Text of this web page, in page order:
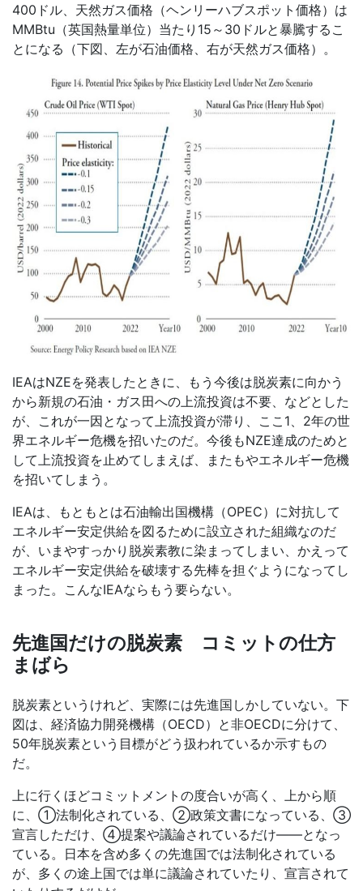
400 ドル、天然ガス価格（ヘンリーハブスポット価格）は
MMBtu （英国熱量単位）当たり 15 ～ 30 ドルと暴騰するこ
とになる（下図、左が石油価格、右が天然ガス価格）。
IEAはNZEを発表したときに、もう今後は脱炭素に向かう
から新規の石油・ガス田への上流投資は不要、などとした
が、これが一因となって上流投資が滞り、ここ 1、 2年の世
界エネルギー危機を招いたのだ。今後もNZE達成のためと
して上流投資を止めてしまえば、またもやエネルギー危機
を招いてしまう。
IEAは、もともとは石油輸出国機構（OPEC）に対抗して
エネルギー安定供給を図るために設立された組織なのだ
が、いまやすっかり脱炭素教に染まってしまい、かえって
エネルギー安定供給を破壊する先棒を担ぐようになってし
まった。こんなIEAならもう要らない。
先進国だけの脱炭素 コミットの仕方
まばら
脱炭素というけれど、実際には先進国しかしていない。下
図は、経済協力開発機構（OECD）と非OECDに分けて、
50年脱炭素という目標がどう扱われているか示すもの
だ。
上に行くほどコミットメントの度合いが高く、上から順
に、①法制化されている、②政策文書になっている、③
宣言しただけ、④提案や議論されているだけ――となっ
ている。日本を含め多くの先進国では法制化されている
が、多くの途上国では単に議論されていたり、宣言されて